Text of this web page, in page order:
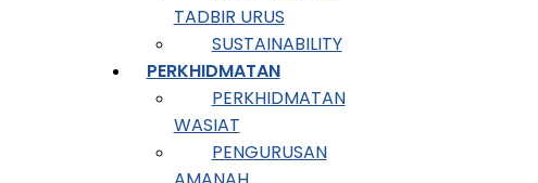
TADBIR URUS
SUSTAINABILITY
PERKHIDMATAN
PERKHIDMATAN
WASIAT
PENGURUSAN